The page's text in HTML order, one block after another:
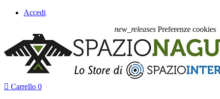
Accedi
new_releases Preferenze cookies
 Carrello 0